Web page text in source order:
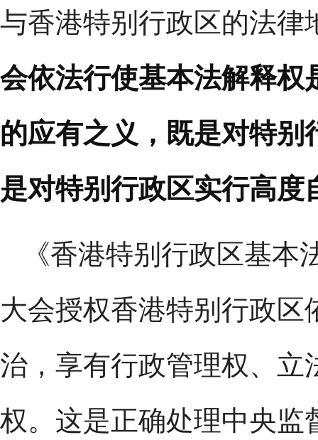
与香港特别行政区的法律
会依法行使基本法解释权
的应有之义，既是对特
是对特别行政区实行高度
《香港特别行政区基
大会授权香港特别行政
治，享有行政管理权、立
权。这是正确处理中央监